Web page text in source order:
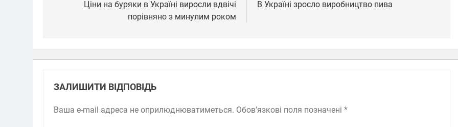
записівЦіни на буряки в Україні виросли вдвічі
порівняно з минулим роком
В Україні зросло виробництво пива
ЗАЛИШИТИ ВІДПОВІДЬ
Ваша e-mail адреса не оприлюднюватиметься. Обов’язкові поля позначені *